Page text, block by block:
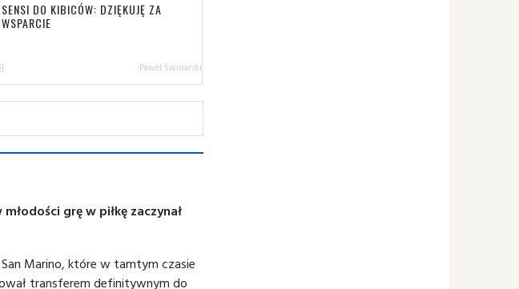
SENSI DO KIBICÓW: DZIĘKUJĘ ZA
WSPARCIE
Paweł Świnarski
grę w piłkę zaczynał
Marino, które w tamtym czasie
transferem definitywnym do